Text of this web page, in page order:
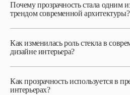
Почему прозрачность стала одним
трендом современной архитектуры?
Как изменилась роль стекла в
дизайне интерьера?
Как прозрачность используется в
интерьерах?